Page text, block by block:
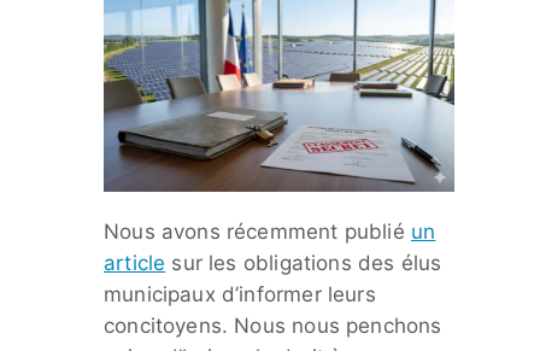
Nous avons récemment publié un
article sur les obligations des élus
municipaux d’informer leurs
concitoyens. Nous nous penchons